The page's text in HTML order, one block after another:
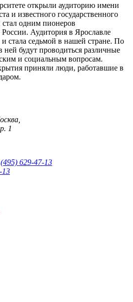
открыли аудиторию имени
и известного государственного
стал одним пионеров
Аудитория в Ярославле
стала седьмой в нашей стране. По
ней будут проводиться различные
и социальным вопросам.
приняли люди, работавшие в
1
(495) 629-47-13
13